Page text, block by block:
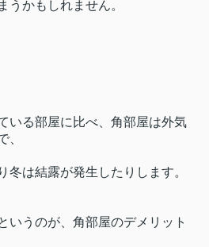
うかもしれません。
いる部屋に比べ、角部屋は外気
、
は結露が発生したりします。
うのが、角部屋のデメリット